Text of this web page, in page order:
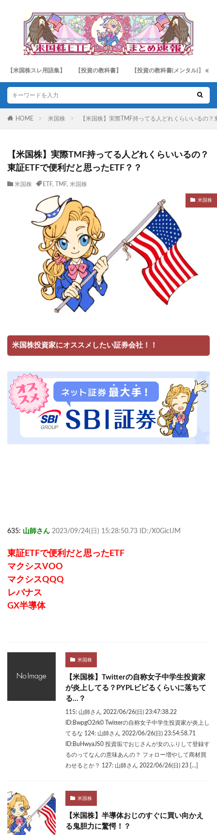
【米国株スレ用語集】 【投資の教科書】 【投資の教科書(メンタル)】
HOME 米国株 【米国株】実際TMF持ってる人どれくらいいるの
【米国株】実際TMF持ってる人どれくらいいるの？
東証ETFで便利だと思ったETF？？
米国株 ETF, TMF, 米国株
米国株
米国株投資家にオススメしたい証券会社！！
635: 山師さん 2023/09/24(日) 15:28:50.73 ID:/X0GicIJM
東証ETFで便利だと思ったETF
マクシスVOO
マクシスQQQ
レバナス
GX半導体
米国株
【米国株】Twitterの自称女子中学生投資家
が炎上してる？PYPLビビるくらいに落ちて
る…？
115: 山師さん 2022/06/26(日) 23:47:38.22
ID:BwpgO2rk0 Twitterの自称女子中学生投資家が炎上し
てるな 124: 山師さん 2022/06/26(日) 23:54:58.71
ID:BuHwyaJS0 投資垢でおじさんが女のふりして登録す
るのってなんの意味あんの？ フォロー増やして商材買
わせるとか？ 127: 山師さん 2022/06/26(日) 23 […]
米国株
【米国株】半導体おじのすぐに買い向かえ
る鬼胆力に驚愕！？